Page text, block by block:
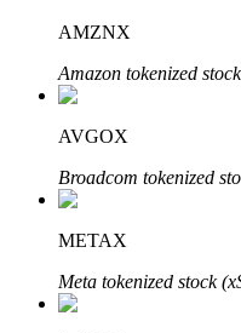
Investissement
Obtenez des bénéfices
AMZNX
Amazon tokenized
AVGOX
Broadcom tokenized
METAX
Meta tokenized stock